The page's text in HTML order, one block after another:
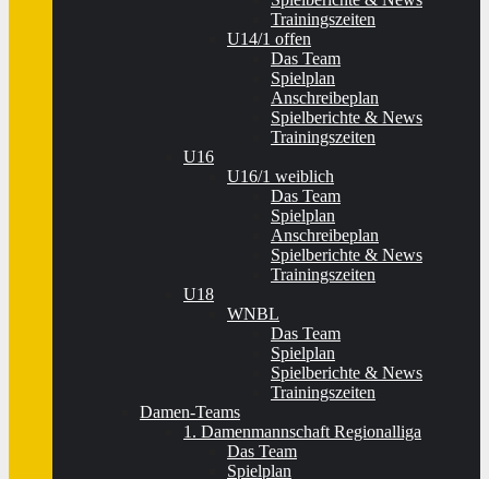
Trainingszeiten
U14/1 offen
Das Team
Spielplan
Anschreibeplan
Spielberichte & News
Trainingszeiten
U16
U16/1 weiblich
Das Team
Spielplan
Anschreibeplan
Spielberichte & News
Trainingszeiten
U18
WNBL
Das Team
Spielplan
Spielberichte & News
Trainingszeiten
Damen-Teams
1. Damenmannschaft Regionalliga
Das Team
Spielplan